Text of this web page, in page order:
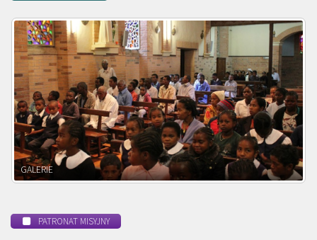
POWOŁANIE MISYJNE
PATRONAT MISYJNY